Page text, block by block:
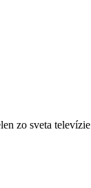
zo sveta televízie